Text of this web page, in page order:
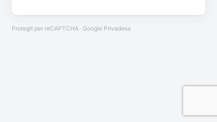
Protegit per reCAPTCHA · Google Privadesa